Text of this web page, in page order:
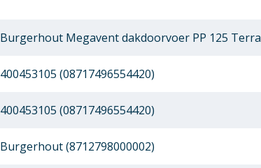
Burgerhout Megavent dakdoorvoer PP 125 Terra
400453105 (08717496554420)
400453105 (08717496554420)
Burgerhout (8712798000002)